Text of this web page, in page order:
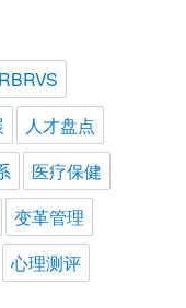
RBRVS
人才盘点
医疗保健
变革管理
心理测评